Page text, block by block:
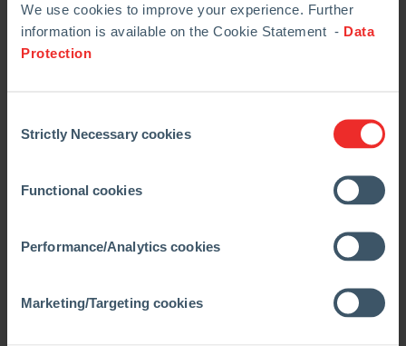
We use cookies to improve your experience. Further
information is available on the Cookie Statement - Data
Protection
Selection
Strictly Necessary cookies
Functional cookies
Performance/Analytics cookies
Marketing/Targeting cookies